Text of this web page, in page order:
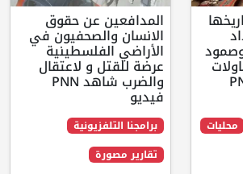
المدافعين عن حقوق
الانسان والصحفيون في
الأراضي الفلسطينية
عرضة للقتل و لاعتقال
والضرب شاهد PNN
برامجنا التلفزيونية